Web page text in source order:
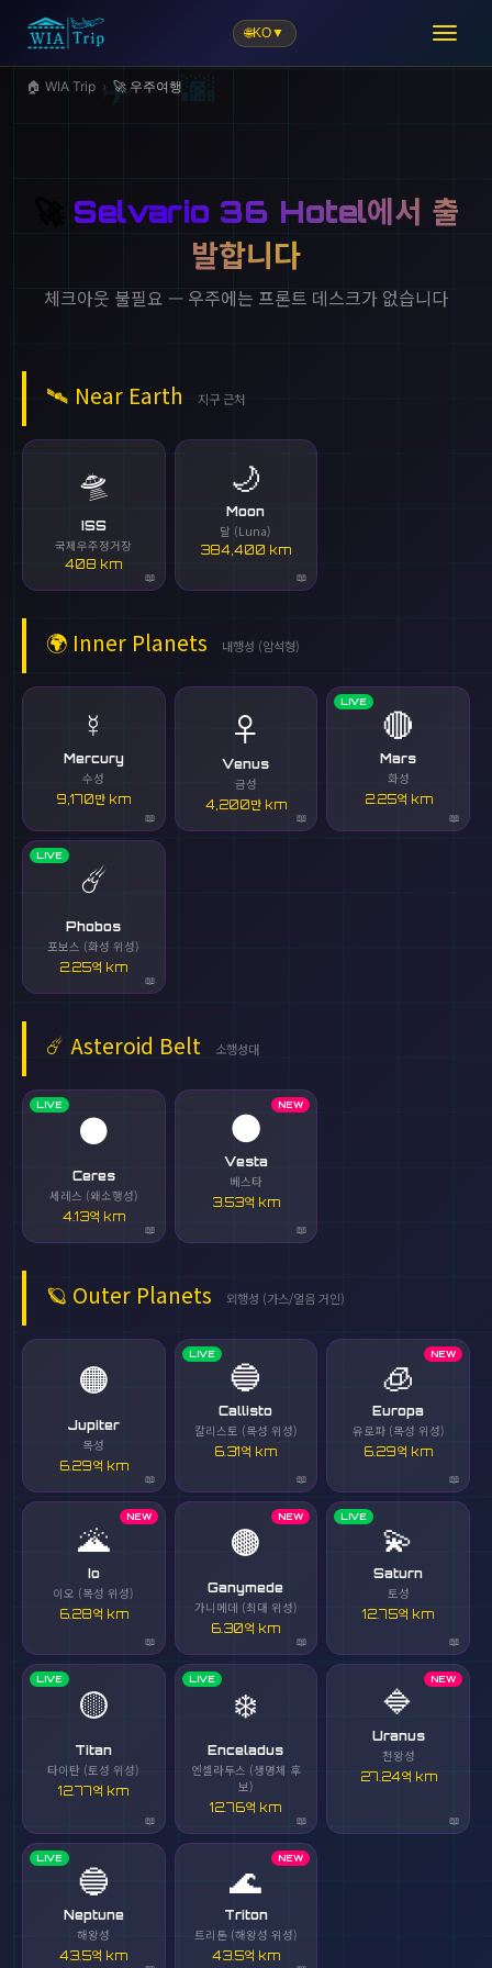
✈️
🌐KO▼
🏠 WIA Trip › 🚀 우주여행
Selvario 36 Hotel에서 출
발합니다
체크아웃 불필요 — 우주에는 프론트 데스크가 없습니다
🛰️ Near Earth 지구 근처
🛸
ISS
국제우주정거장
408 km
🌙
Moon
달 (Luna)
384,400 km
🌍 Inner Planets 내행성 (암석형)
☿️
Mercury
수성
9,170만 km
♀️
Venus
금성
4,200만 km
LIVE
🔴
Mars
화성
2.25억 km
LIVE
☄️
Phobos
포보스 (화성 위성)
2.25억 km
☄️ Asteroid Belt 소행성대
LIVE
⚫
Ceres
세레스 (왜소행성)
4.13억 km
NEW
🌑
Vesta
베스타
3.53억 km
🪐 Outer Planets 외행성 (가스/얼음 거인)
🟠
Jupiter
목성
6.29억 km
LIVE
🔵
Callisto
칼리스토 (목성 위성)
6.31억 km
NEW
🧊
Europa
유로파 (목성 위성)
6.29억 km
NEW
🌋
Io
이오 (목성 위성)
6.28억 km
NEW
🟤
Ganymede
가니메데 (최대 위성)
6.30억 km
LIVE
💫
Saturn
토성
12.75억 km
LIVE
🟡
Titan
타이탄 (토성 위성)
12.77억 km
LIVE
❄️
Enceladus
엔셀라두스 (생명체 후
보)
12.76억 km
NEW
🔷
Uranus
천왕성
27.24억 km
LIVE
🔵
Neptune
해왕성
43.5억 km
NEW
🌊
Triton
트리톤 (해왕성 위성)
43.5억 km